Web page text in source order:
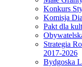
Konkurs
Komisja
Pakt dla
Strategia
2017-2026
Bydgoska